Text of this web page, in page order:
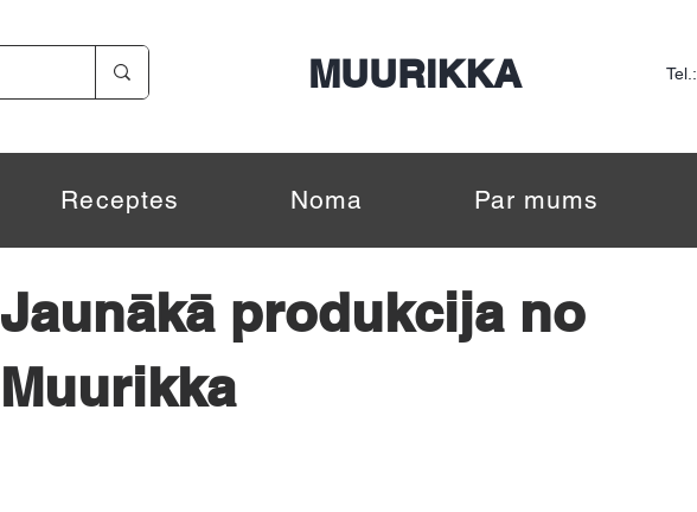
MUURIKKA Tel.:
Receptes Noma Par mums
Jaunākā produkcija no
Muurikka